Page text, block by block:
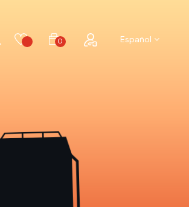
Buscar0 Español